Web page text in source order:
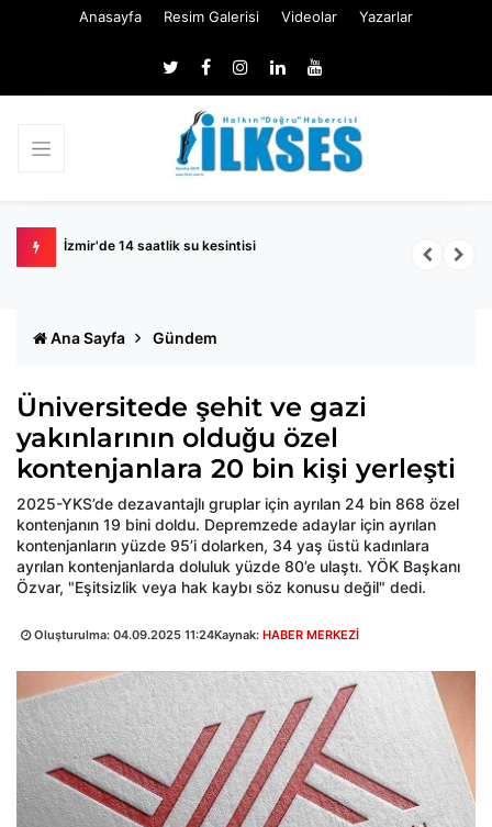
Anasayfa Resim Galerisi Videolar Yazarlar
İzmir'de 14 saatlik su kesintisi
Ana Sayfa Gündem
Üniversitede şehit ve gazi
yakınlarının olduğu özel
kontenjanlara 20 bin kişi yerleşti
2025-YKS’de dezavantajlı gruplar için ayrılan 24 bin 868 özel
kontenjanın 19 bini doldu. Depremzede adaylar için ayrılan
kontenjanların yüzde 95’i dolarken, 34 yaş üstü kadınlara
ayrılan kontenjanlarda doluluk yüzde 80’e ulaştı. YÖK Başkanı
Özvar, "Eşitsizlik veya hak kaybı söz konusu değil" dedi.
Oluşturulma: 04.09.2025 11:24Kaynak: HABER MERKEZİ